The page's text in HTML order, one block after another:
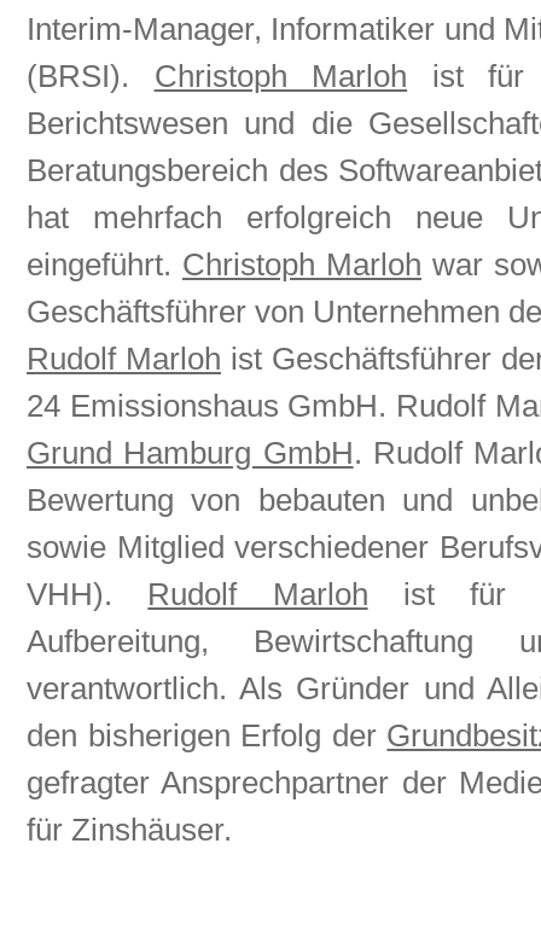
Interim-Manager, Informatiker und
(BRSI). Christoph Marloh ist für
Berichtswesen und die
Beratungsbereich des
hat mehrfach erfolgreich neue
eingeführt. Christoph Marloh war
Geschäftsführer von Unternehmen
Rudolf Marloh ist Geschäftsführer
24 Emissionshaus GmbH. Rudolf
Grund Hamburg GmbH. Rudolf
Bewertung von bebauten und
sowie Mitglied verschiedener
VHH). Rudolf Marloh ist für
Aufbereitung, Bewirtschaftung
verantwortlich. Als Gründer und
den bisherigen Erfolg der
gefragter Ansprechpartner der
für Zinshäuser.